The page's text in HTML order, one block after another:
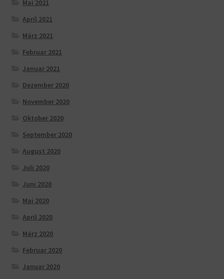
Mai 2021
April 2021
März 2021
Februar 2021
Januar 2021
Dezember 2020
November 2020
Oktober 2020
September 2020
August 2020
Juli 2020
Juni 2020
Mai 2020
April 2020
März 2020
Februar 2020
Januar 2020